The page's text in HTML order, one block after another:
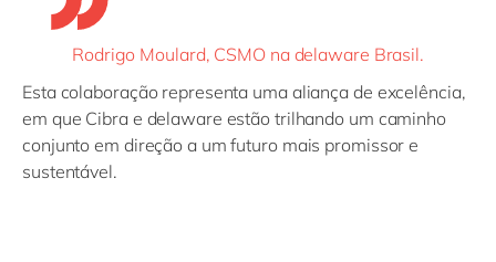
Rodrigo Moulard, CSMO na delaware Brasil.
Esta colaboração representa uma aliança de excelência,
em que Cibra e delaware estão trilhando um caminho
conjunto em direção a um futuro mais promissor e
sustentável.